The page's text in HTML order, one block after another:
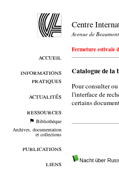
accueil
informations
pratiques
actualités
ressources
Bibliothèque
Archives, documentation
et collections
publications
liens
Centre
Avenue de
Fermeture estivale
Catalogue de la
Pour consulter
l'interface de
certains
Nacht über